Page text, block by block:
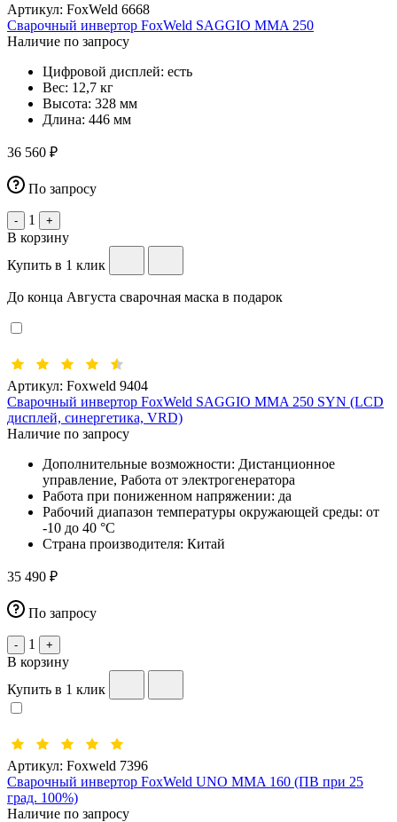
Артикул: FoxWeld 6668
Сварочный инвертор FoxWeld SAGGIO MMA 250
Наличие по запросу
Цифровой дисплей: есть
Вес: 12,7 кг
Высота: 328 мм
Длина: 446 мм
36 560 ₽
По запросу
- 1 +
В корзину
Купить в 1 клик
До конца Августа сварочная маска в подарок
Артикул: Foxweld 9404
Сварочный инвертор FoxWeld SAGGIO MMA 250 SYN (LCD
дисплей, синергетика, VRD)
Наличие по запросу
Дополнительные возможности: Дистанционное
управление, Работа от электрогенератора
Работа при пониженном напряжении: да
Рабочий диапазон температуры окружающей среды: от
-10 до 40 °С
Страна производителя: Китай
35 490 ₽
По запросу
- 1 +
В корзину
Купить в 1 клик
Артикул: Foxweld 7396
Сварочный инвертор FoxWeld UNO MMA 160 (ПВ при 25
град. 100%)
Наличие по запросу